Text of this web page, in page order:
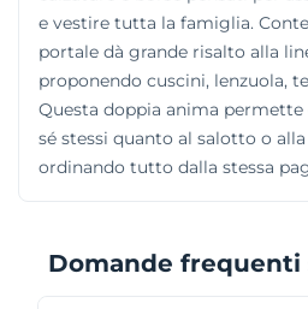
e vestire tutta la famiglia.
portale dà grande risalto alla
proponendo cuscini, lenzuola,
Questa doppia anima
sé stessi quanto al salotto o
ordinando tutto dalla stessa
Domande frequenti